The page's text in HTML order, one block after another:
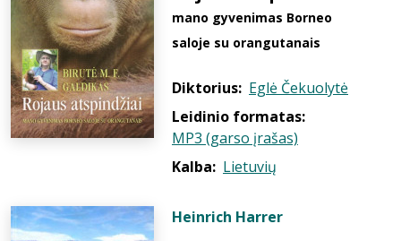
mano gyvenimas Borneo
saloje su orangutanais
Diktorius: Eglė Čekuolytė
Leidinio formatas:
MP3 (garso įrašas)
Kalba: Lietuvių
Heinrich Harrer